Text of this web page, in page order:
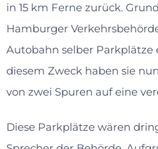
in 15 km Ferne zurück.
Hamburger
Autobahn selber
diesem Zweck haben sie
von zwei Spuren auf eine
Diese Parkplätze wären